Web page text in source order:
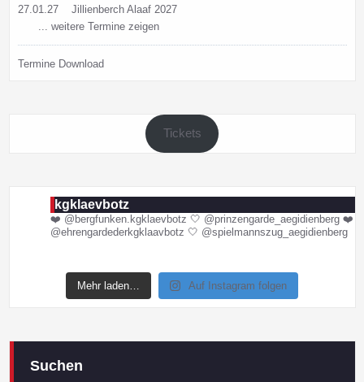
27.01.27 Jillienberch Alaaf 2027
... weitere Termine zeigen
Termine Download
Tickets
kgklaevbotz
❤️ @bergfunken.kgklaevbotz 🤍 @prinzengarde_aegidienberg ❤️
@ehrengardederkgklaavbotz 🤍 @spielmannszug_aegidienberg
Mehr laden… Auf Instagram folgen
Suchen